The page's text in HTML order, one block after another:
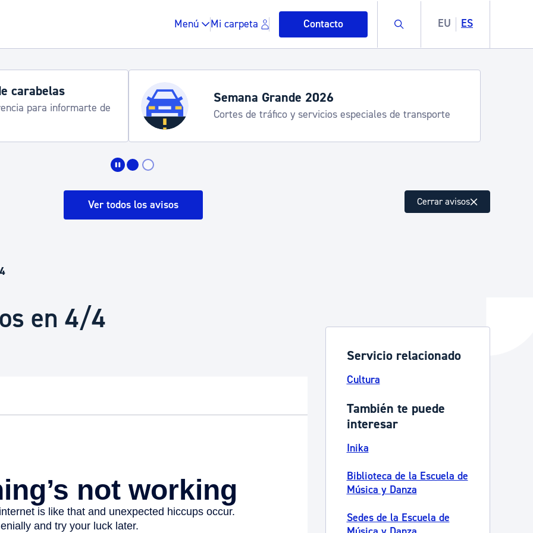
Menú Mi carpeta Contacto Buscar EU ES
Espacio público, residuos y medioambiente
carabelas
para informarte de
Semana Grande 2026
Cortes de tráfico y servicios especiales de transporte
Ver todos los avisos Cerrar avisos
en 4/4
Servicio relacionado
Cultura
También te puede
interesar
Inika
Biblioteca de la Escuela de
Música y Danza
Sedes de la Escuela de